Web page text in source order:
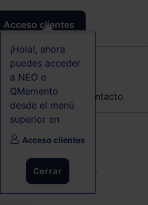
Acceso clientes
¡Hola!, ahora
puedes acceder
a NEO o
QMemento
desde el menú
superior en
Acceso clientes
Cerrar
Agenda Contacto